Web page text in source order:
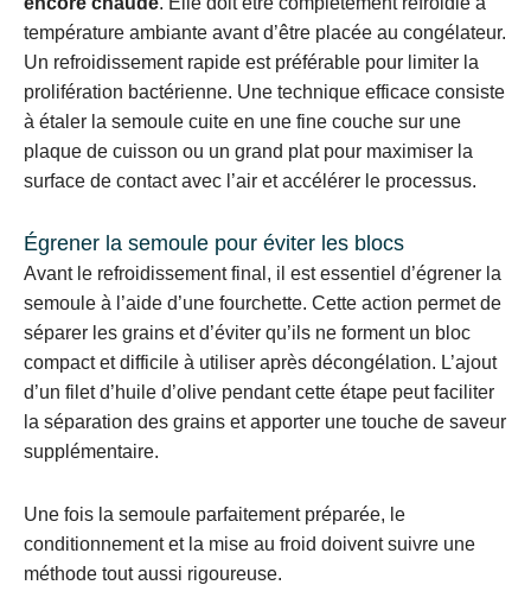
température ambiante avant d’être placée au congélateur.
Un refroidissement rapide est préférable pour limiter la
prolifération bactérienne. Une technique efficace consiste
à étaler la semoule cuite en une fine couche sur une
plaque de cuisson ou un grand plat pour maximiser la
surface de contact avec l’air et accélérer le processus.
Égrener la semoule pour éviter les blocs
Avant le refroidissement final, il est essentiel d’égrener la
semoule à l’aide d’une fourchette. Cette action permet de
séparer les grains et d’éviter qu’ils ne forment un bloc
compact et difficile à utiliser après décongélation. L’ajout
d’un filet d’huile d’olive pendant cette étape peut faciliter
la séparation des grains et apporter une touche de saveur
supplémentaire.
Une fois la semoule parfaitement préparée, le
conditionnement et la mise au froid doivent suivre une
méthode tout aussi rigoureuse.